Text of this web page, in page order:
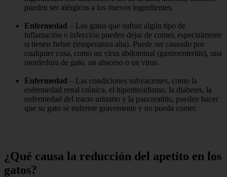
pueden ser alérgicos a los nuevos ingredientes.
Enfermedad – Los gatos que sufran algún tipo de
inflamación o infección pueden dejar de comer, especialmente
si tienen fiebre (temperatura alta). Puede ser causado por
cualquier cosa, como un virus abdominal (gastroenteritis), una
mordedura de gato, un absceso o un virus.
Enfermedad – Las condiciones subyacentes, como la
enfermedad renal crónica, el hipertiroidismo, la diabetes, la
enfermedad del tracto urinario y la pancreatitis, pueden hacer
que su gato se enferme gravemente y no pueda comer.
¿Qué causa la reducción del apetito en los
gatos?